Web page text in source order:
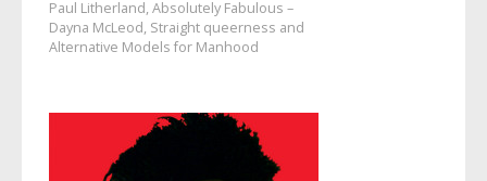
Paul Litherland, Absolutely Fabulous –
Dayna McLeod, Straight queerness and
Alternative Models for Manhood